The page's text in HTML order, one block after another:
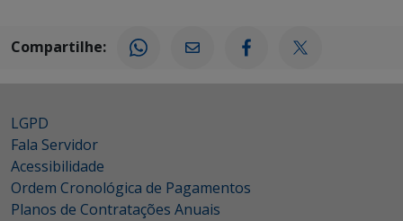
Compartilhe:
LGPD
Fala Servidor
Acessibilidade
Ordem Cronológica de Pagamentos
Planos de Contratações Anuais